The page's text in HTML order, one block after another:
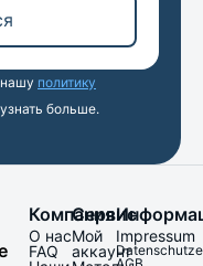
политику
больше.
Компания
О нас
FAQ
Сервис
Мой
аккаунт
Impressum